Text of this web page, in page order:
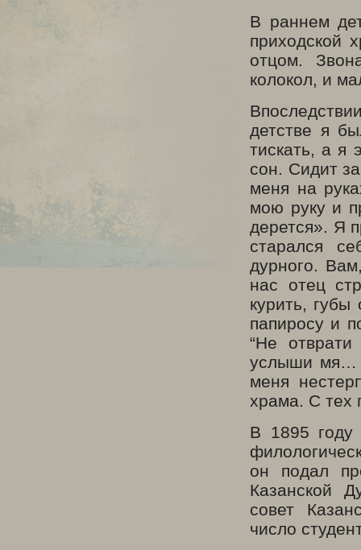
В раннем
приходской
отцом.
колокол, и
детстве я
тискать, а я
сон. Сидит
меня на
мою руку и
дерется». Я
старался
дурного.
нас отец
курить, губы
папиросу и
“Не
услыши мя…
меня
храма. С тех
В 1895 году
он подал
Казанской
совет
число